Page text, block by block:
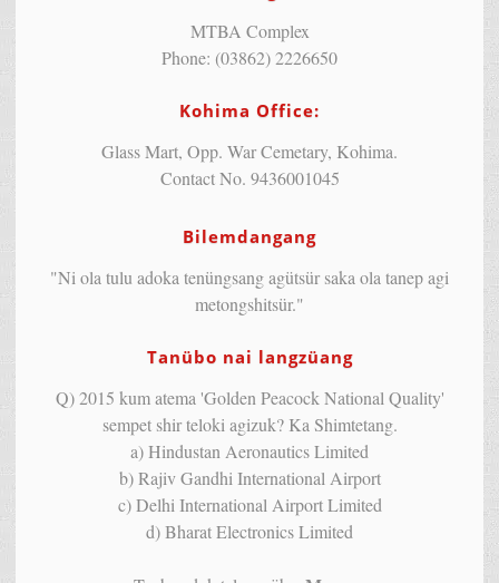
MTBA Complex
Phone: (03862) 2226650
Kohima Office:
Glass Mart, Opp. War Cemetary, Kohima.
Contact No. 9436001045
Bilemdangang
"Ni ola tulu adoka tenüngsang agütsür saka ola tanep agi
metongshitsür."
Tanübo nai langzüang
Q) 2015 kum atema 'Golden Peacock National Quality'
sempet shir teloki agizuk? Ka Shimtetang.
a) Hindustan Aeronautics Limited
b) Rajiv Gandhi International Airport
c) Delhi International Airport Limited
d) Bharat Electronics Limited